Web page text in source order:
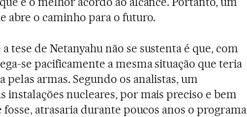
abre o caminho para o futuro.
tese de Netanyahu não se sustenta é que, com
se pacificamente a mesma situação que teria
pelas armas. Segundo os analistas, um
instalações nucleares, por mais preciso e bem
atrasaria durante poucos anos o programa